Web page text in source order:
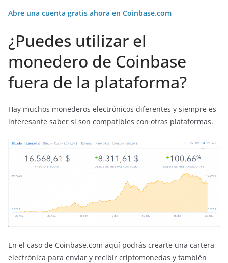
Abre una cuenta gratis ahora en Coinbase.com
¿Puedes utilizar el
monedero de Coinbase
fuera de la plataforma?
Hay muchos monederos electrónicos diferentes y siempre es
interesante saber si son compatibles con otras plataformas.
En el caso de Coinbase.com aquí podrás crearte una cartera
electrónica para enviar y recibir criptomonedas y también